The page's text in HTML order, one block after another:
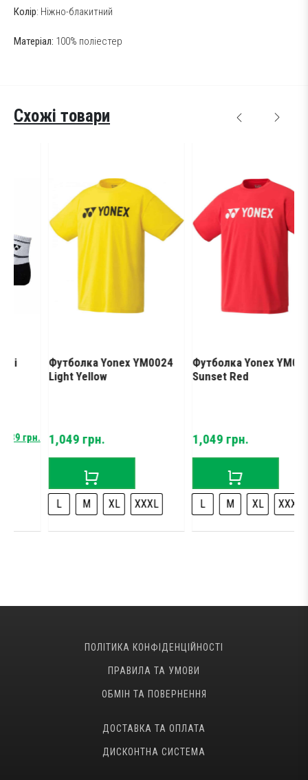
Колір: Ніжно-блакитний
Матеріал: 100% поліестер
Схожі товари
грн.
Футболка Yonex YM0024
Light Yellow
1,049грн.
XL XXXL
Футболка Yonex YM0024
Sunset Red
1,049грн.
XL XXXL
ПОЛІТИКА КОНФІДЕНЦІЙНОСТІ
ПРАВИЛА ТА УМОВИ
ОБМІН ТА ПОВЕРНЕННЯ
ДОСТАВКА ТА ОПЛАТА
ДИСКОНТНА СИСТЕМА